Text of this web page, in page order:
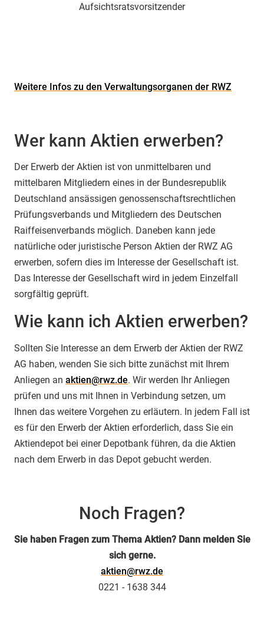
Aufsichtsratsvorsitzender
Weitere Infos zu den Verwaltungsorganen der RWZ
Wer kann Aktien erwerben?
Der Erwerb der Aktien ist von unmittelbaren und
mittelbaren Mitgliedern eines in der Bundesrepublik
Deutschland ansässigen genossenschaftsrechtlichen
Prüfungsverbands und Mitgliedern des Deutschen
Raiffeisenverbands möglich. Daneben kann jede
natürliche oder juristische Person Aktien der RWZ AG
erwerben, sofern dies im Interesse der Gesellschaft ist.
Das Interesse der Gesellschaft wird in jedem Einzelfall
sorgfältig geprüft.
Wie kann ich Aktien erwerben?
Sollten Sie Interesse an dem Erwerb der Aktien der RWZ
AG haben, wenden Sie sich bitte zunächst mit Ihrem
Anliegen an aktien@rwz.de. Wir werden Ihr Anliegen
prüfen und uns mit Ihnen in Verbindung setzen, um
Ihnen das weitere Vorgehen zu erläutern. In jedem Fall ist
es für den Erwerb der Aktien erforderlich, dass Sie ein
Aktiendepot bei einer Depotbank führen, da die Aktien
nach dem Erwerb in das Depot gebucht werden.
Noch Fragen?
Sie haben Fragen zum Thema Aktien? Dann melden Sie
sich gerne.
aktien@rwz.de
0221 - 1638 344